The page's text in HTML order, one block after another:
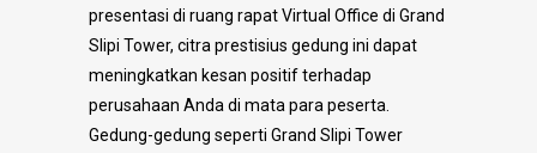
presentasi di ruang rapat Virtual Office di Grand
Slipi Tower, citra prestisius gedung ini dapat
meningkatkan kesan positif terhadap
perusahaan Anda di mata para peserta.
Gedung-gedung seperti Grand Slipi Tower